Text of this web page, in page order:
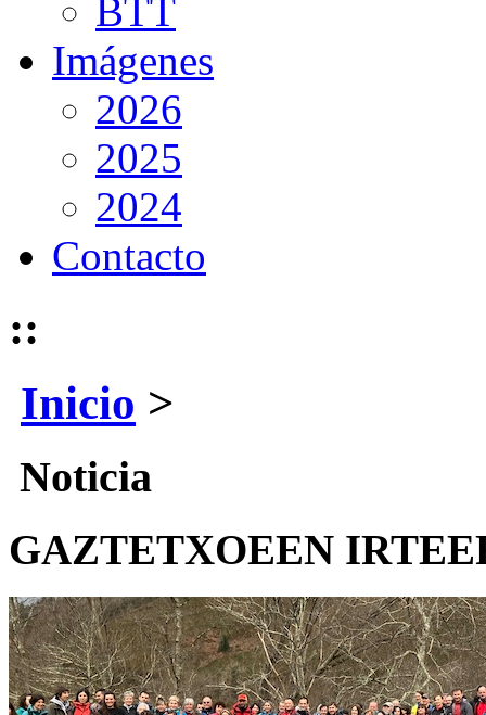
BTT
Imágenes
2026
2025
2024
Contacto
::
Inicio >
Noticia
GAZTETXOEEN